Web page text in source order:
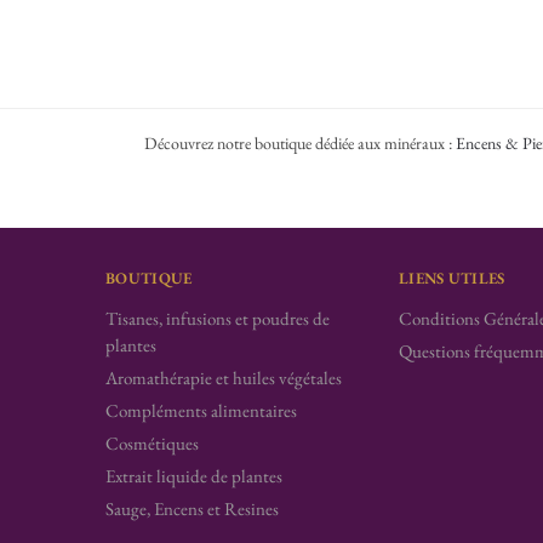
Découvrez notre boutique dédiée aux minéraux :Encens &
BOUTIQUE
Tisanes, infusions et poudres de
plantes
Aromathérapie et huiles végétales
Compléments alimentaires
Cosmétiques
Extrait liquide de plantes
Sauge, Encens et Resines
LIENS UTILES
Conditions
Questions